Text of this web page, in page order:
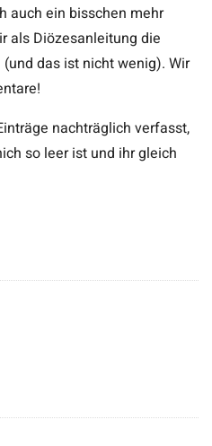
auch ein bisschen mehr
als Diözesanleitung die
das ist nicht wenig). Wir
nachträglich verfasst,
so leer ist und ihr gleich